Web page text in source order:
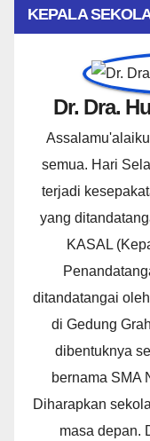
KEPALA
Dr. Dra.
semua. Hari
terjadi
yang
KASAL
ditandatangai
di Gedung
dibentuknya
bernama SMA
Diharapkan
masa depan.